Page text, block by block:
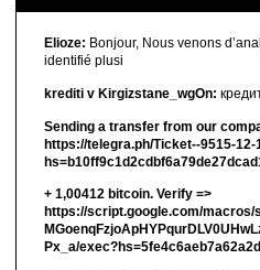
Elioze: Bonjour, Nous venons
identifié plusi
krediti v Kirgizstane_wgOn:
Sending a transfer from our
https://telegra.ph/Ticket--9515-12-
+ 1,00412 bitсоin. Verify =>
https://script.google.com/macros/
Px_a/